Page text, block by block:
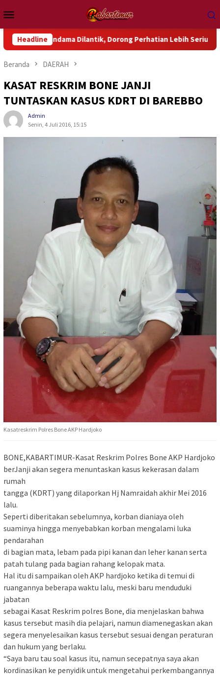
ke
kontenMobile
Headline
Dilantik, Dorong Perhatian Lebih Serius Terhadap Isu
Beranda DAERAH
KASAT RESKRIM BONE JANJI
TUNTASKAN KASUS KDRT DI BAREBBO
Admin
Senin, 4 Juli 2016, 15:15
Kasatreskrim Polres Bone AKP Hardjoko
BONE,KABARTIMUR-Kasat Reskrim Polres Bone AKP Hardjoko
berJanji akan segera menuntaskan kasus kekerasan dalam
rumah
tangga (KDRT) yang dilaporkan Hj Namraidah akhir Mei 2016
lalu.
Seperti diberitakan sebelumnya, korban dianiaya oleh
suaminya hingga menyebabkan korban mengalami luka
pendarahan
di bagian mata, lebam pada pipi kanan dan leher kanan serta
patah tulang pada bagian rahang kelopak mata.
Hal itu di sampaikan oleh AKP hardjoko ketika di temui di
ruangannya beberapa waktu lalu, meski baru menduduki
jabatan
sebagai Kasat Reskrim polres Bone, dia menjelaskan bahwa
kasus tersebut masih dia pelajari, namun diamenegaskan akan
segera menyelesaikan kasus tersebut sesuai dengan peraturan
dan hukum yang berlaku.
“Saya baru tau soal kasus itu, namun secepatnya saya akan
kordinasikan ke penyidik untuk mengetahui perkembangannya